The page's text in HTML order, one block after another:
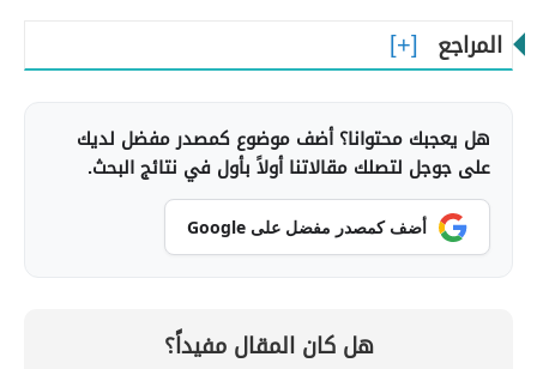
المراجع
هل يعجبك محتوانا؟ أضف موضوع كمصدر مفضل لديك
على جوجل لتصلك مقالاتنا أولاً بأول في نتائج البحث.
أضف كمصدر مفضل على Google
هل كان المقال مفيداً؟